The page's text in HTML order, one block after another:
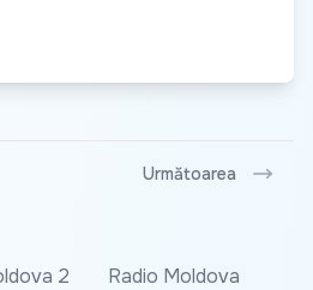
Următoarea
2
Radio Moldova